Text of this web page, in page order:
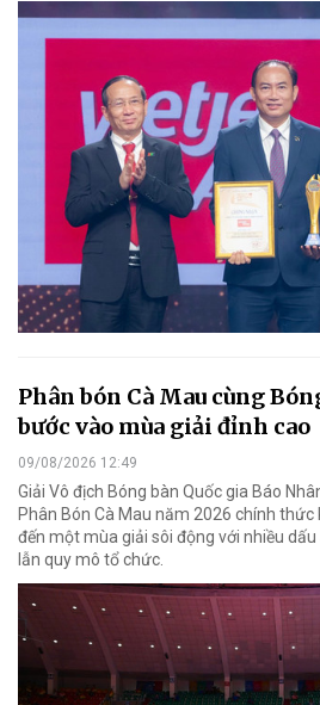
Phân bón Cà Mau cùng
bước vào mùa giải đỉnh cao
09/08/2026 12:49
Giải Vô địch Bóng bàn Quốc gia Báo
Phân Bón Cà Mau năm 2026 chính
đến một mùa giải sôi động với nhiều
lẫn quy mô tổ chức.